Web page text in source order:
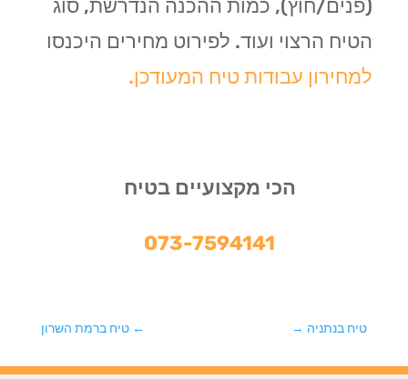
(פנים/חוץ), כמות ההכנה הנדרשת, סוג
הטיח הרצוי ועוד. לפירוט מחירים היכנסו
למחירון עבודות טיח המעודכן.
הכי מקצועיים בטיח
073-7594141
←טיח ברמת השרון טיח בנתניה →